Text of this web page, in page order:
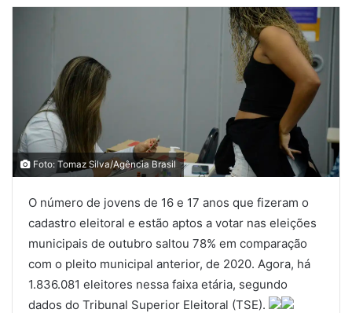
Foto: Tomaz Silva/Agência Brasil
O número de jovens de 16 e 17 anos que fizeram o
cadastro eleitoral e estão aptos a votar nas eleições
municipais de outubro saltou 78% em comparação
com o pleito municipal anterior, de 2020. Agora, há
1.836.081 eleitores nessa faixa etária, segundo
dados do Tribunal Superior Eleitoral (TSE).